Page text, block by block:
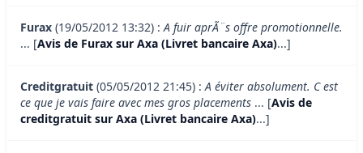
Furax (19/05/2012 13:32) :A fuir aprÃ¨s offre promotionnelle.
... [Avis de Furax sur Axa (Livret bancaire Axa)...]
Creditgratuit (05/05/2012 21:45) :A éviter absolument. C est
ce que je vais faire avec mes gros placements ... [Avis de
creditgratuit sur Axa (Livret bancaire Axa)...]